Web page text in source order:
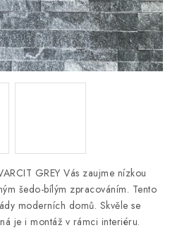
GREY Vás zaujme nízkou
šedo-bílým zpracováním. Tento
moderních domů. Skvěle se
je i montáž v rámci interiéru.